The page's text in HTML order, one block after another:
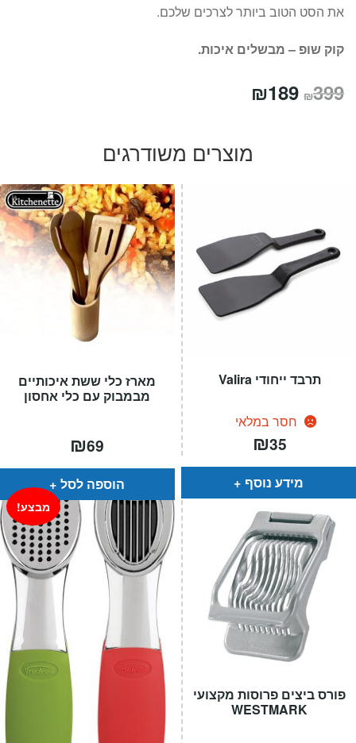
את הסט הטוב ביותר לצרכים שלכם.
קוק שופ – מבשלים איכות.
₪399 המחיר
₪189
הוא:
מוצרים משודרגים
מארז כלי ששת איכותיים
מבמבוק עם כלי אחסון
₪69
הוספה לסל
תרבד ייחודי Valira
חסר במלאי
₪35
מידע נוסף
מבצע!
פורס ביצים פרוסות מקצועי
WESTMARK